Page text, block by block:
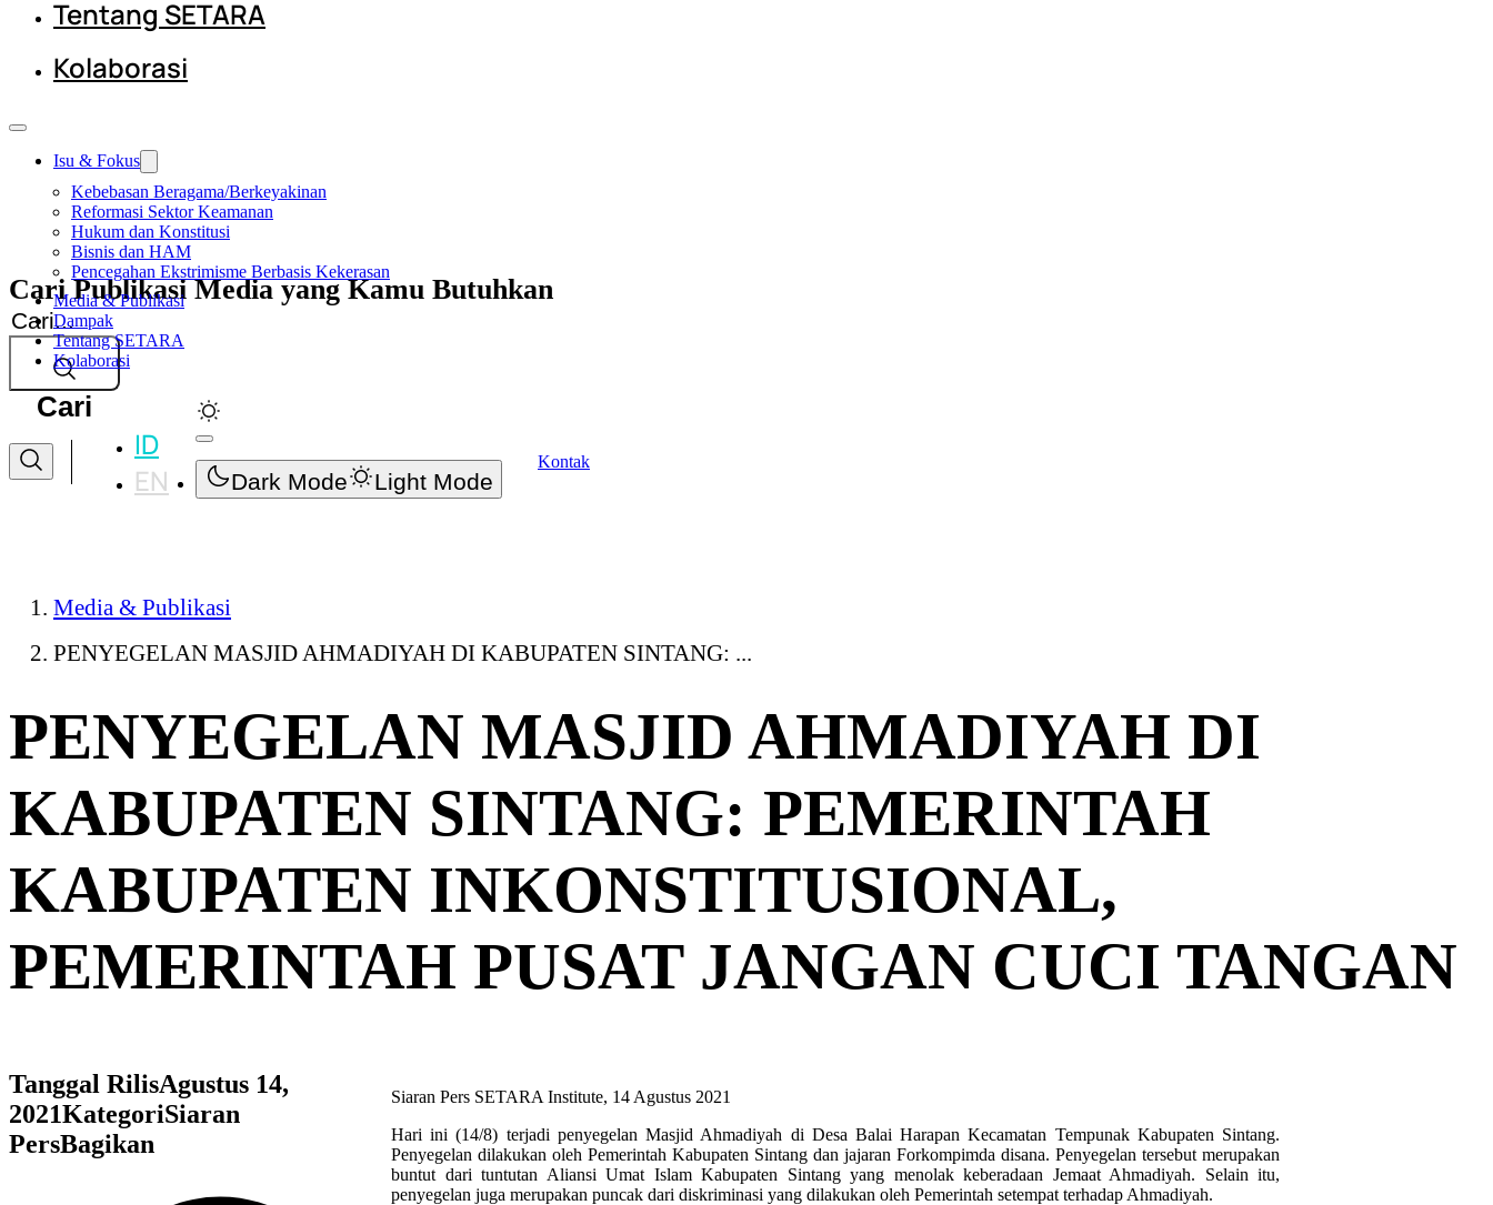
Tentang SETARA
Kolaborasi
Isu & Fokus
Kebebasan Beragama/Berkeyakinan
Reformasi Sektor Keamanan
Hukum dan Konstitusi
Bisnis dan HAM
Pencegahan Ekstrimisme Berbasis Kekerasan
Media & Publikasi
Dampak
Tentang SETARA
Kolaborasi
ID
EN
Kontak
Cari Publikasi Media yang Kamu Butuhkan
Cari
Cari
Media & Publikasi
PENYEGELAN MASJID AHMADIYAH DI KABUPATEN SINTANG: ...
PENYEGELAN MASJID AHMADIYAH DI
KABUPATEN SINTANG: PEMERINTAH
KABUPATEN INKONSTITUSIONAL,
PEMERINTAH PUSAT JANGAN CUCI TANGAN
Tanggal RilisAgustus 14,
2021KategoriSiaran
PersBagikan
Siaran Pers SETARA Institute, 14 Agustus 2021
Hari ini (14/8) terjadi penyegelan Masjid Ahmadiyah di Desa Balai Harapan Kecamatan Tempunak Kabupaten Sintang.
Penyegelan dilakukan oleh Pemerintah Kabupaten Sintang dan jajaran Forkompimda disana. Penyegelan tersebut merupakan
buntut dari tuntutan Aliansi Umat Islam Kabupaten Sintang yang menolak keberadaan Jemaat Ahmadiyah. Selain itu,
penyegelan juga merupakan puncak dari diskriminasi yang dilakukan oleh Pemerintah setempat terhadap Ahmadiyah.